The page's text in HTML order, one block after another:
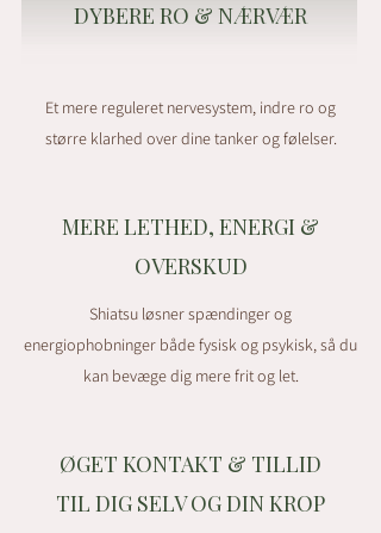
DYBERE RO & NÆRVÆR
Et mere reguleret nervesystem, indre ro og
større klarhed over dine tanker og følelser.
MERE LETHED, ENERGI &
OVERSKUD
Shiatsu løsner spændinger og
energiophobninger både fysisk og psykisk, så du
kan bevæge dig mere frit og let.
ØGET KONTAKT & TILLID
TIL DIG SELV OG DIN KROP